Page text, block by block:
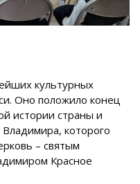
культурных
Оно положило конец
истории страны и
Владимира, которого
– святым
Красное